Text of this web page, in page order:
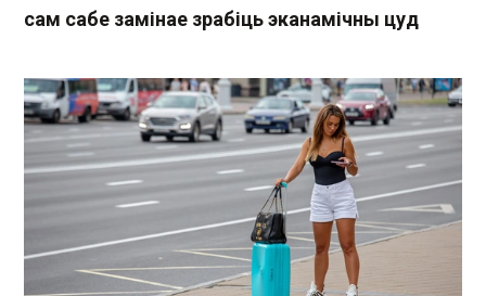
сам сабе замінае зрабіць эканамічны цуд